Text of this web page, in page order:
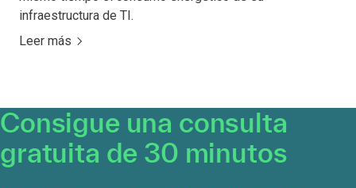
infraestructura de TI.
Leer más
Consigue una consulta
gratuita de 30 minutos